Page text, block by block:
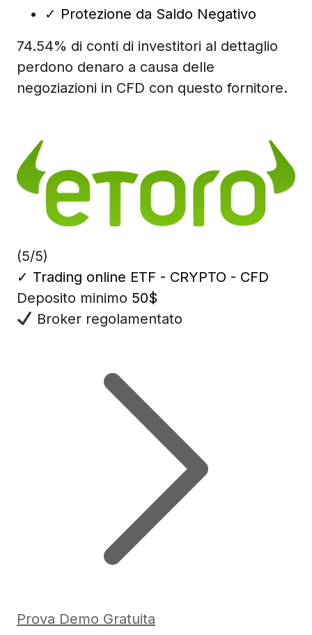
✓ Protezione da Saldo Negativo
74.54% di conti di investitori al dettaglio
perdono denaro a causa delle
negoziazioni in CFD con questo fornitore.
(5/5)
✓ Trading online ETF - CRYPTO - CFD
Deposito minimo 50$
Broker regolamentato
Prova Demo Gratuita